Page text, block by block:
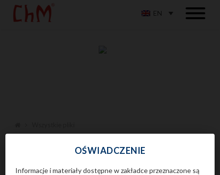
EN
ST-69C_CHARFIX2_FN-NAIL
OŚWIADCZENIE
Informacje i materiały dostępne w zakładce przeznaczone są